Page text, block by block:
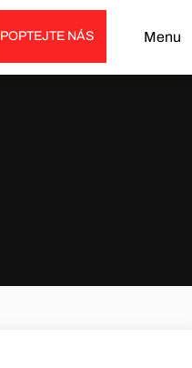
Menu
POPTEJTE NÁS